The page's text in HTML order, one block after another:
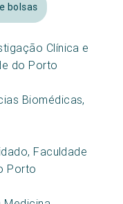
bolsas
Clínica e
do Porto
Biomédicas,
Faculdade
Porto